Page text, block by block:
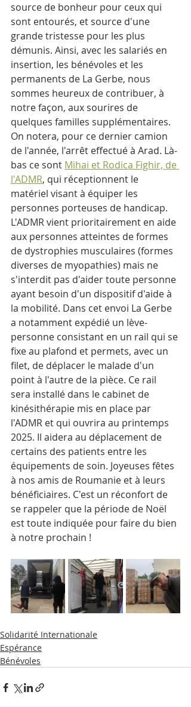
source de bonheur pour ceux qui
sont entourés, et source d'une
grande tristesse pour les plus
démunis. Ainsi, avec les salariés en
insertion, les bénévoles et les
permanents de La Gerbe, nous
sommes heureux de contribuer, à
notre façon, aux sourires de
quelques familles supplémentaires.
On notera, pour ce dernier camion
de l'année, l'arrêt effectué à Arad. Là-
bas ce sont Mihai et Rodica Fighir, de
l'ADMR, qui réceptionnent le
matériel visant à équiper les
personnes porteuses de handicap.
L'ADMR vient prioritairement en aide
aux personnes atteintes de formes
de dystrophies musculaires (formes
diverses de myopathies) mais ne
s'interdit pas d'aider toute personne
ayant besoin d'un dispositif d'aide à
la mobilité. Dans cet envoi La Gerbe
a notamment expédié un lève-
personne consistant en un rail qui se
fixe au plafond et permets, avec un
filet, de déplacer le malade d'un
point à l'autre de la pièce. Ce rail
sera installé dans le cabinet de
kinésithérapie mis en place par
l'ADMR et qui ouvrira au printemps
2025. Il aidera au déplacement de
certains des patients entre les
équipements de soin. Joyeuses fêtes
à nos amis de Roumanie et à leurs
bénéficiaires. C'est un réconfort de
se rappeler que la période de Noël
est toute indiquée pour faire du bien
à notre prochain !
Solidarité Internationale
Espérance
Bénévoles